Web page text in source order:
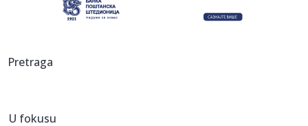
17:39:Kurtinović o digitalnom nasilju: Potrebna bolja zakonska
reagovali u p...
Pretraga
U fokusu